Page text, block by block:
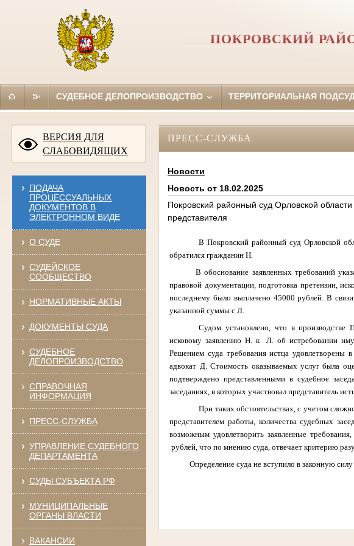
ПОКРОВСКИЙ
СУДЕБНОЕ ДЕЛОПРОИЗВОДСТВО ТЕРРИТОРИАЛЬНАЯ
ВЕРСИЯ ДЛЯ
СЛАБОВИДЯЩИХ
ПОДАЧА
ПРОЦЕССУАЛЬНЫХ
ДОКУМЕНТОВ В
ЭЛЕКТРОННОМ ВИДЕ
О СУДЕ
СУДЕЙСКОЕ
СООБЩЕСТВО
НОРМАТИВНЫЕ АКТЫ
ДОКУМЕНТЫ СУДА
СУДЕБНОЕ
ДЕЛОПРОИЗВОДСТВО
СПРАВОЧНАЯ
ИНФОРМАЦИЯ
ПРЕСС-СЛУЖБА
УПРАВЛЕНИЕ СУДЕБНОГО
ДЕПАРТАМЕНТА
СУДЫ СУБЪЕКТА РФ
МУНИЦИПАЛЬНЫЕ
ОРГАНЫ ВЛАСТИ
ВАКАНСИИ
ПРЕСС-СЛУЖБА
Новости
Новость от 18.02.2025
Покровский районный суд Орловской
представителя
В Покровский районный суд Орловской
обратился гражданин Н.
В обоснование заявленных требований
правовой документации, подготовка претензии,
последнему было выплачено 45000 рублей. В
указанной суммы с Л.
Судом установлено, что в производстве
исковому заявлениюН. к Л. об истребовании
Решением суда требования истца
адвокат Д. Стоимость оказываемых услуг была
подтверждено представленными в судебное
заседаниях, в которых участвовал представитель
При таких обстоятельствах, с учетом
представителем работы, количества судебных
возможным удовлетворить заявленные
рублей, что по мнению суда, отвечает критерию
Определение суда не вступило в законную силу